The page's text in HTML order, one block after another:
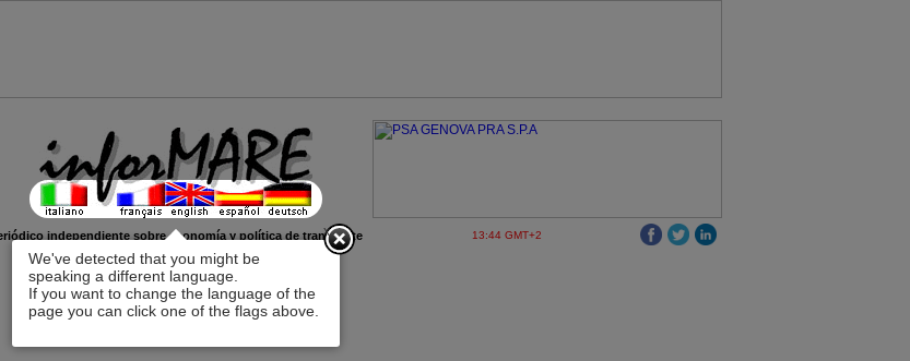
We've detected that you might be
speaking a different language.
If you want to change the language of the
page you can click one of the flags above.
x
independiente sobre economía y política de transporte 13:44 GMT+2